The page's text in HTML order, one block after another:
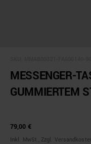
MESSENGER-
GUMMIERTEM
79,00 €
Inkl. MwSt., Zzgl.